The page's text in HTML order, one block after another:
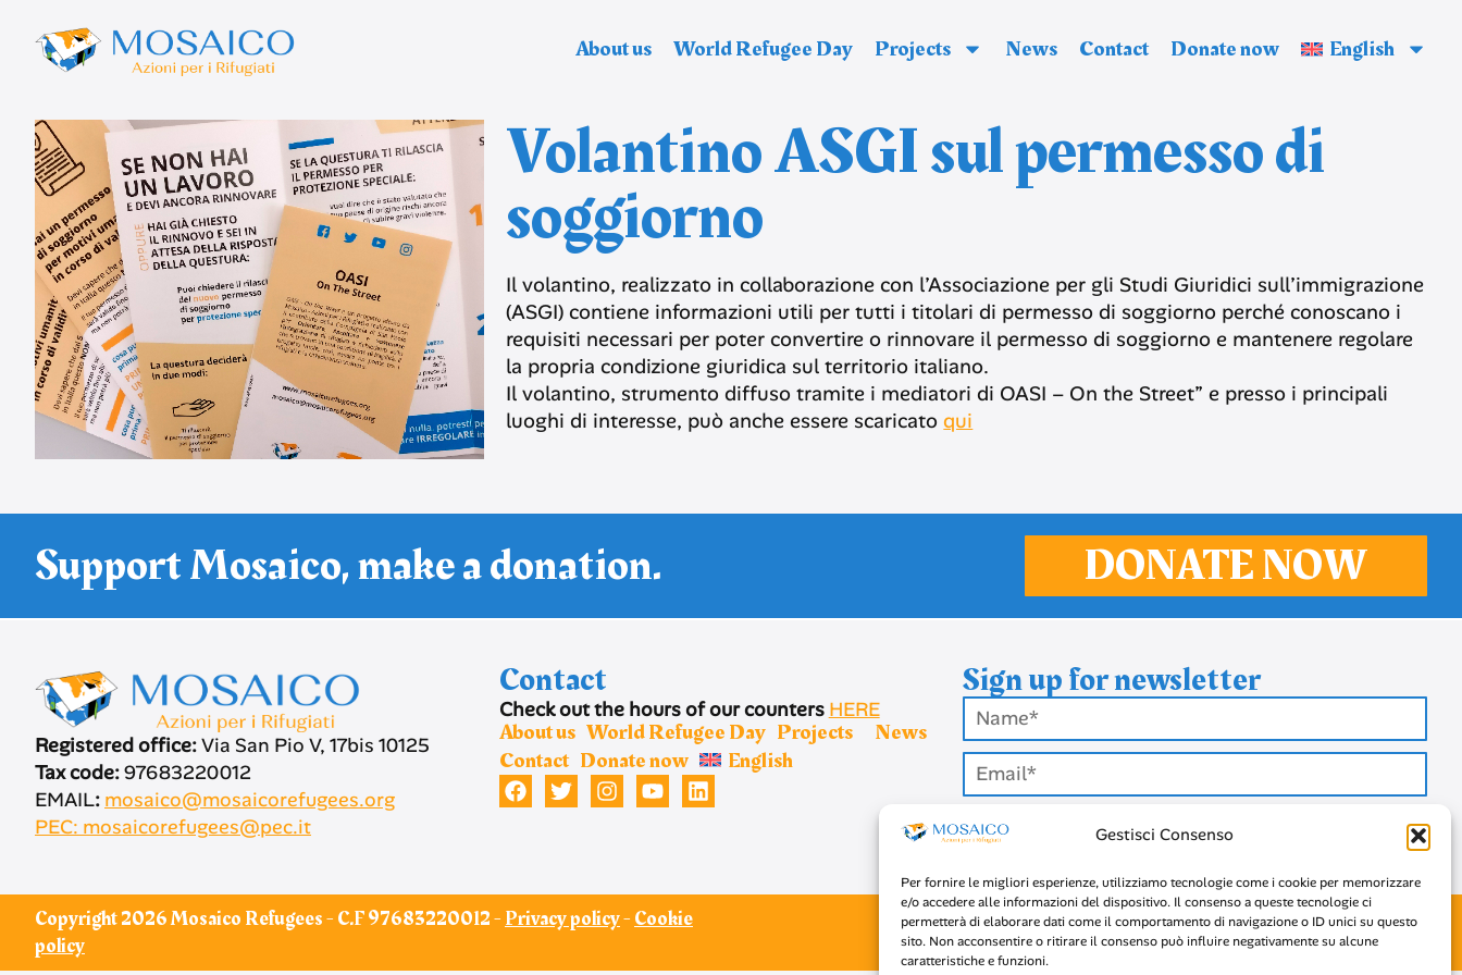
Gestisci Consenso
Per fornire le migliori esperienze, utilizziamo tecnologie come i cookie per memorizzare
e/o accedere alle informazioni del dispositivo. Il consenso a queste tecnologie ci
permetterà di elaborare dati come il comportamento di navigazione o ID unici su questo
sito. Non acconsentire o ritirare il consenso può influire negativamente su alcune
caratteristiche e funzioni.
About us World Refugee Day Projects News Contact Donate now English
Volantino ASGI sul permesso di
soggiorno
Il volantino, realizzato in collaborazione con l’Associazione per gli Studi Giuridici sull’immigrazione
(ASGI) contiene informazioni utili per tutti i titolari di permesso di soggiorno perché conoscano i
requisiti necessari per poter convertire o rinnovare il permesso di soggiorno e mantenere regolare
la propria condizione giuridica sul territorio italiano.
Il volantino, strumento diffuso tramite i mediatori di OASI – On the Street” e presso i principali
luoghi di interesse, può anche essere scaricatoqui
Support Mosaico, make a donation. DONATE NOW
Registered office:Via San Pio V, 17bis 10125
Tax code:97683220012
EMAIL: mosaico@mosaicorefugees.org
PEC: mosaicorefugees@pec.it
Contact
Check out the hours of our counters HERE
About us World Refugee Day Projects
News
Contact Donate now English
Sign up for newsletter
SIGN UP
Copyright 2026 Mosaico Refugees - C.F 97683220012 -Privacy policy-Cookie
policy
Design byLuca MinicixCollettivo Freeco